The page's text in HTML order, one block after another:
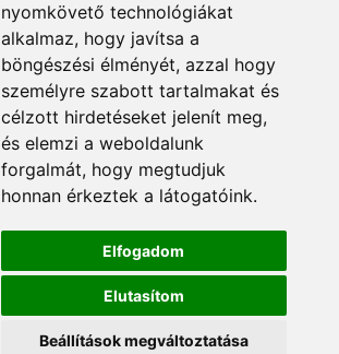
nyomkövető technológiákat
alkalmaz, hogy javítsa a
böngészési élményét, azzal hogy
személyre szabott tartalmakat és
célzott hirdetéseket jelenít meg,
és elemzi a weboldalunk
forgalmát, hogy megtudjuk
honnan érkeztek a látogatóink.
Elfogadom
Elutasítom
Beállítások megváltoztatása
Elfogadott fizetési módok
Á.SZ.F.
Impresszum
Adatkezelési tájékoztató